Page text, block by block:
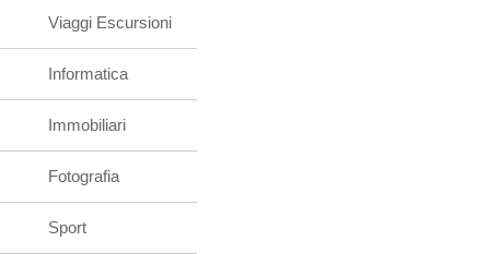
Viaggi Escursioni
Informatica
Immobiliari
Fotografia
Sport